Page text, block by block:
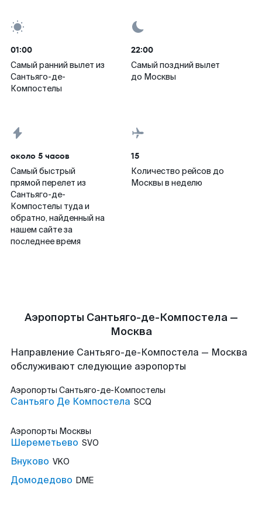
01:00
Самый ранний вылет из
Сантьяго-де-
Компостелы
22:00
Самый поздний вылет
до Москвы
около 5 часов
Самый быстрый
прямой перелет из
Сантьяго-де-
Компостелы туда и
обратно, найденный на
нашем сайте за
последнее время
15
Количество рейсов до
Москвы в неделю
Аэропорты Сантьяго-де-Компостела —
Москва
Направление Сантьяго-де-Компостела — Москва
обслуживают следующие аэропорты
Аэропорты Сантьяго-де-Компостелы
Сантьяго Де Компостела SCQ
Аэропорты Москвы
Шереметьево SVO
Внуково VKO
Домодедово DME